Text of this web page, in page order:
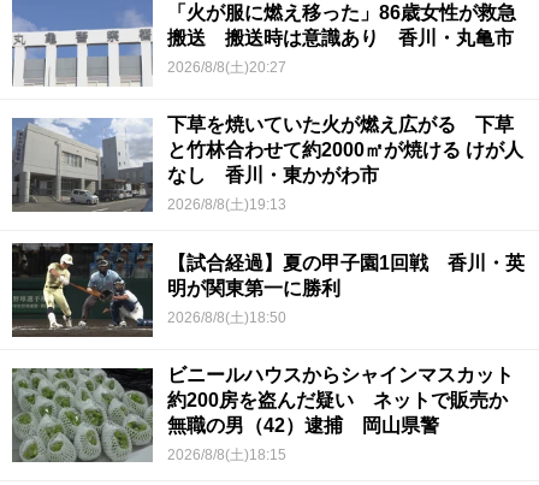
「火が服に燃え移った」86歳女性が救急
搬送 搬送時は意識あり 香川・丸亀市
2026/8/8(土)20:27
下草を焼いていた火が燃え広がる 下草
と竹林合わせて約2000㎡が焼ける けが人
なし 香川・東かがわ市
2026/8/8(土)19:13
【試合経過】夏の甲子園1回戦 香川・英
明が関東第一に勝利
2026/8/8(土)18:50
ビニールハウスからシャインマスカット
約200房を盗んだ疑い ネットで販売か
無職の男（42）逮捕 岡山県警
2026/8/8(土)18:15